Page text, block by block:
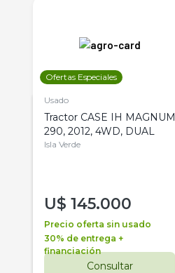
Ofertas Especiales
Usado
Tractor CASE IH MAGNUM
290, 2012, 4WD, DUAL
Isla Verde
U$ 145.000
Precio oferta sin usado
30% de entrega +
financiación
Consultar